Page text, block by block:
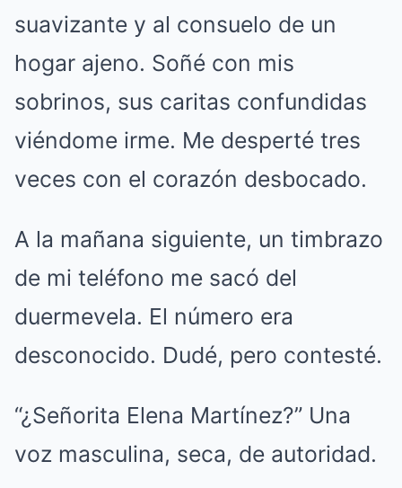
suavizante y al consuelo de un
hogar ajeno. Soñé con mis
sobrinos, sus caritas confundidas
viéndome irme. Me desperté tres
veces con el corazón desbocado.
A la mañana siguiente, un timbrazo
de mi teléfono me sacó del
duermevela. El número era
desconocido. Dudé, pero contesté.
“¿Señorita Elena Martínez?” Una
voz masculina, seca, de autoridad.